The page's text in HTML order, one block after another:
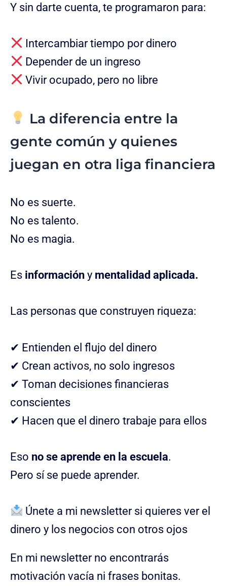
Y sin darte cuenta, te programaron para:
Intercambiar tiempo por dinero
Depender de un ingreso
Vivir ocupado, pero no libre
La diferencia entre la
gente común y quienes
juegan en otra liga financiera
No es suerte.
No es talento.
No es magia.
Es información y mentalidad aplicada.
Las personas que construyen riqueza:
✔ Entienden el flujo del dinero
✔ Crean activos, no solo ingresos
✔ Toman decisiones financieras
conscientes
✔ Hacen que el dinero trabaje para ellos
Eso no se aprende en la escuela.
Pero sí se puede aprender.
Únete a mi newsletter si quieres ver el
dinero y los negocios con otros ojos
En mi newsletter no encontrarás
motivación vacía ni frases bonitas.